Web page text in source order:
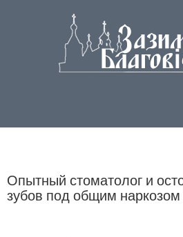
Опытный стоматолог и
зубов под общим наркозом